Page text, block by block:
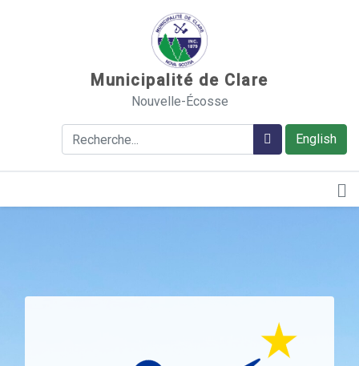
Municipalité de Clare
Nouvelle-Écosse
English
Rechercher Rechercher